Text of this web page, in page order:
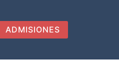
ADMISIONES